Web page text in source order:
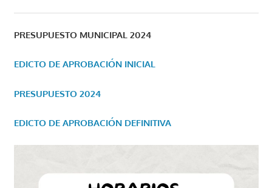
PRESUPUESTO MUNICIPAL 2024
EDICTO DE APROBACIÓN INICIAL
PRESUPUESTO 2024
EDICTO DE APROBACIÓN DEFINITIVA